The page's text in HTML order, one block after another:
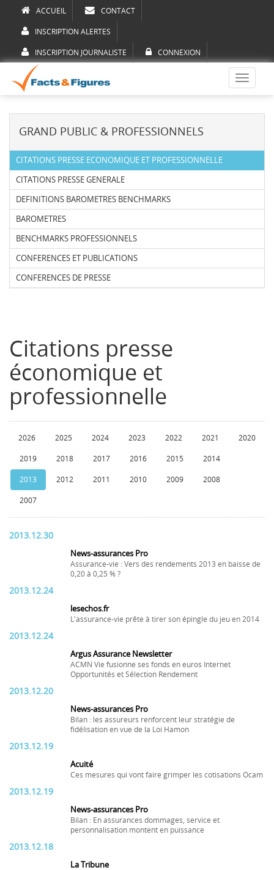
ACCUEIL CONTACT
INSCRIPTION ALERTES
INSCRIPTION JOURNALISTE CONNEXION
Toggle
GRAND PUBLIC & PROFESSIONNELS
CITATIONS PRESSE ECONOMIQUE ET PROFESSIONNELLE
CITATIONS PRESSE GENERALE
DEFINITIONS BAROMETRES BENCHMARKS
BAROMETRES
BENCHMARKS PROFESSIONNELS
CONFERENCES ET PUBLICATIONS
CONFERENCES DE PRESSE
Citations presse
économique et
professionnelle
2026 2025 2024 2023 2022 2021 2020
2019 2018 2017 2016 2015 2014
2013 2012 2011 2010 2009 2008
2007
2013.12.30
News-assurances Pro
Assurance-vie : Vers des rendements 2013 en baisse de
0,20 à 0,25 % ?
2013.12.24
lesechos.fr
L'assurance-vie prête à tirer son épingle du jeu en 2014
2013.12.24
Argus Assurance Newsletter
ACMN Vie fusionne ses fonds en euros Internet
Opportunités et Sélection Rendement
2013.12.20
News-assurances Pro
Bilan : les assureurs renforcent leur stratégie de
fidélisation en vue de la Loi Hamon
2013.12.19
Acuité
Ces mesures qui vont faire grimper les cotisations Ocam
2013.12.19
News-assurances Pro
Bilan : En assurances dommages, service et
personnalisation montent en puissance
2013.12.18
La Tribune